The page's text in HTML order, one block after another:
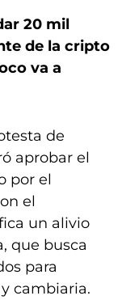
20 mil
de la cripto
va a
de
aprobar el
por el
el
un alivio
que busca
para
cambiaria.